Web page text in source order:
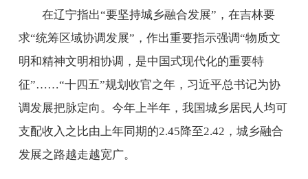
在辽宁指出“要坚持城乡融合发展”，在吉林要
求“统筹区域协调发展”，作出重要指示强调“物质文
明和精神文明相协调，是中国式现代化的重要特
征”……“十四五”规划收官之年，习近平总书记为协
调发展把脉定向。今年上半年，我国城乡居民人均可
支配收入之比由上年同期的2.45降至2.42，城乡融合
发展之路越走越宽广。